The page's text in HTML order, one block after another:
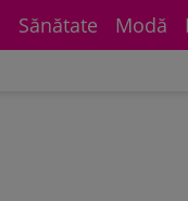
Sănătate Modă